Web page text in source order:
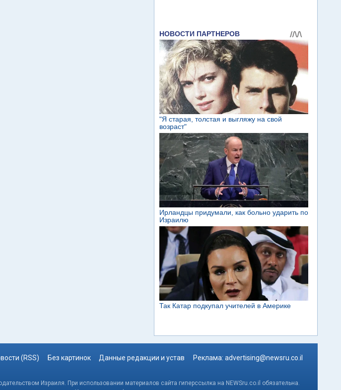
(RSS) Без картинок Данные редакции и устав Реклама: advertising@newsru.co.il
Израиля. При использовании материалов сайта гиперссылка на NEWSru.co.il обязательна.